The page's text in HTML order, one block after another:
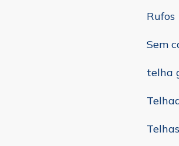
Rufos
Sem
telha
Telhas